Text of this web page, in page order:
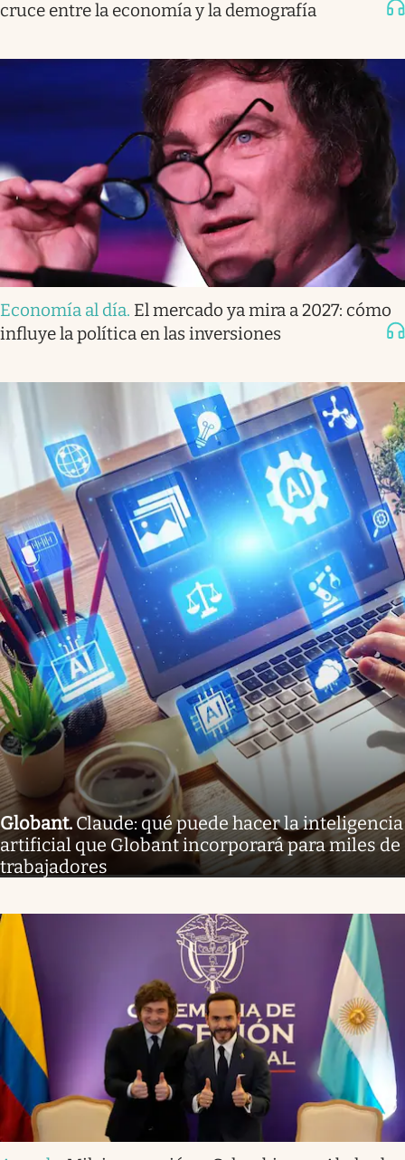
cruce entre la economía y la demografía
Economía al día. El mercado ya mira a 2027: cómo
influye la política en las inversiones
Globant.Claude: qué puede hacer la inteligencia
artificial que Globant incorporará para miles de
trabajadores